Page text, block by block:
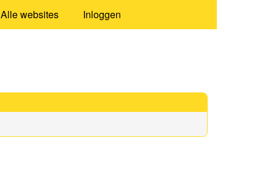
Alle websites Inloggen